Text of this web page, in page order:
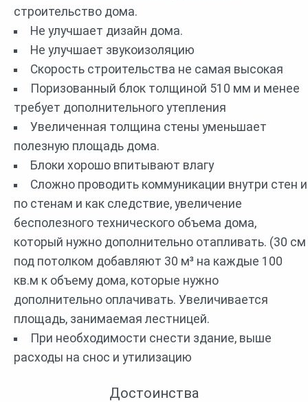
строительство дома.
Не улучшает дизайн дома.
Не улучшает звукоизоляцию
Скорость строительства не самая высокая
Поризованный блок толщиной 510 мм и менее
требует дополнительного утепления
Увеличенная толщина стены уменьшает
полезную площадь дома.
Блоки хорошо впитывают влагу
Сложно проводить коммуникации внутри стен и
по стенам и как следствие, увеличение
бесполезного технического объема дома,
который нужно дополнительно отапливать. (30 см
под потолком добавляют 30 м³ на каждые 100
кв.м к объему дома, которые нужно
дополнительно оплачивать. Увеличивается
площадь, занимаемая лестницей.
При необходимости снести здание, выше
расходы на снос и утилизацию
Достоинства